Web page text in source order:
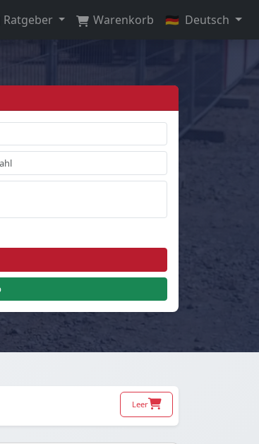
Ratgeber Warenkorb 🇩🇪 Deutsch
Leer